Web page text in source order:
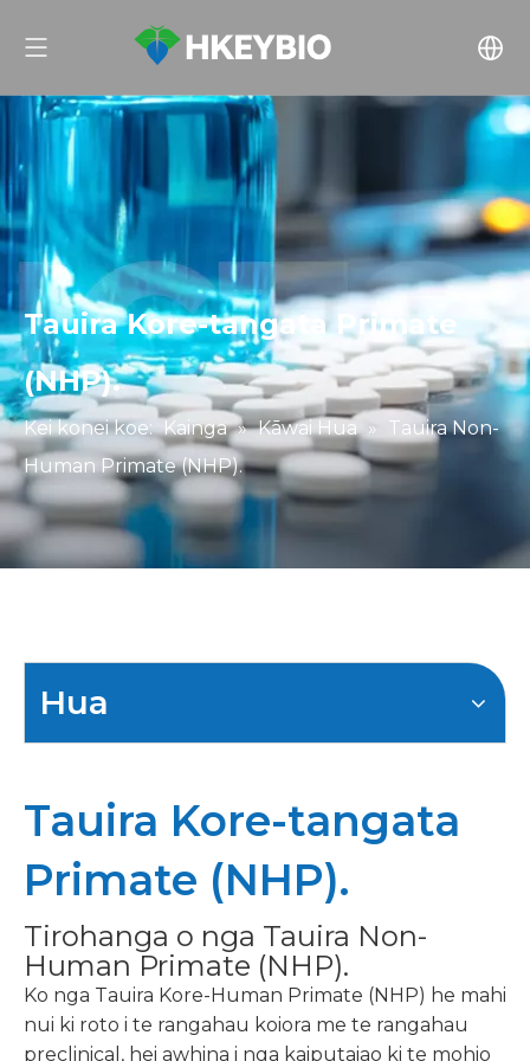
Tauira Kore-tangata Primate
(NHP).
Kei konei koe: Kainga » Kāwai Hua »
Tauira Non-
Human Primate (NHP).
Hua
Tauira Kore-tangata
Primate (NHP).
Tirohanga o nga Tauira Non-
Human Primate (NHP).
Ko nga Tauira Kore-Human Primate (NHP) he mahi
nui ki roto i te rangahau koiora me te rangahau
preclinical, hei awhina i nga kaiputaiao ki te mohio